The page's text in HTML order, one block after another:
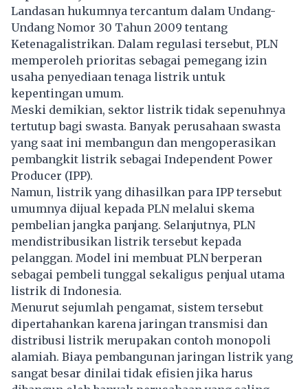
Landasan hukumnya tercantum dalam Undang-
Undang Nomor 30 Tahun 2009 tentang
Ketenagalistrikan. Dalam regulasi tersebut, PLN
memperoleh prioritas sebagai pemegang izin
usaha penyediaan tenaga listrik untuk
kepentingan umum.
Meski demikian, sektor listrik tidak sepenuhnya
tertutup bagi swasta. Banyak perusahaan swasta
yang saat ini membangun dan mengoperasikan
pembangkit listrik sebagai Independent Power
Producer (IPP).
Namun, listrik yang dihasilkan para IPP tersebut
umumnya dijual kepada PLN melalui skema
pembelian jangka panjang. Selanjutnya, PLN
mendistribusikan listrik tersebut kepada
pelanggan. Model ini membuat PLN berperan
sebagai pembeli tunggal sekaligus penjual utama
listrik di Indonesia.
Menurut sejumlah pengamat, sistem tersebut
dipertahankan karena jaringan transmisi dan
distribusi listrik merupakan contoh monopoli
alamiah. Biaya pembangunan jaringan listrik yang
sangat besar dinilai tidak efisien jika harus